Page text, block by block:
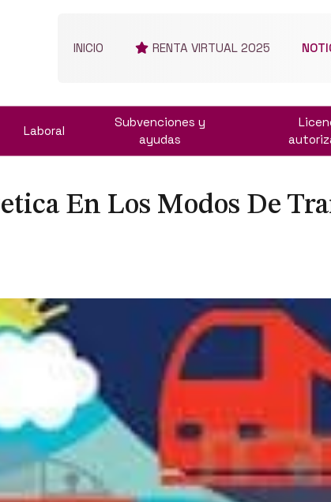
INICIO RENTA VIRTUAL 2025
Laboral
Subvenciones y
ayudas
En Los Modos De